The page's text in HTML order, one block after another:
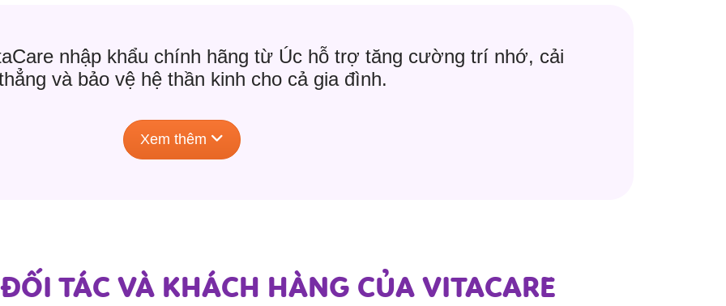
nhập khẩu chính hãng từ Úc hỗ trợ tăng cường trí nhớ, cải
và bảo vệ hệ thần kinh cho cả gia đình.
Xem thêm
TÁC VÀ KHÁCH HÀNG CỦA VITACARE